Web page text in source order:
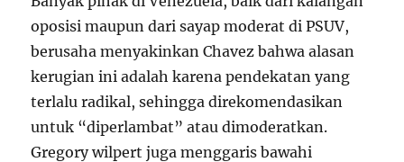
oposisi maupun dari sayap moderat di PSUV,
berusaha menyakinkan Chavez bahwa alasan
kerugian ini adalah karena pendekatan yang
terlalu radikal, sehingga direkomendasikan
untuk “diperlambat” atau dimoderatkan.
Gregory wilpert juga menggaris bawahi